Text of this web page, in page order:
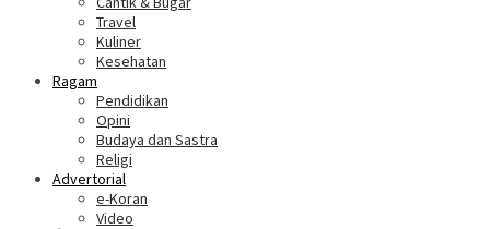
Travel
Kuliner
Kesehatan
Ragam
Pendidikan
Opini
Budaya dan Sastra
Religi
Advertorial
e-Koran
Video